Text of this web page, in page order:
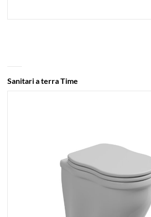
Sanitari a terra Time